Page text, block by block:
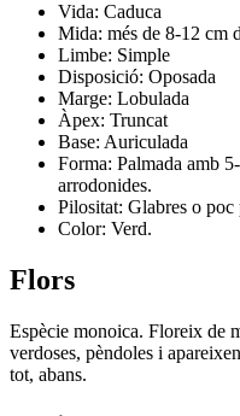
Vida: Caduca
Mida: més de 8-12 cm
Limbe: Simple
Disposició: Oposada
Marge: Lobulada
Àpex: Truncat
Base: Auriculada
Forma: Palmada amb
arrodonides.
Pilositat: Glabres o poc
Color: Verd.
Flors
Espècie monoica. Floreix de
verdoses, pèndoles i
tot, abans.